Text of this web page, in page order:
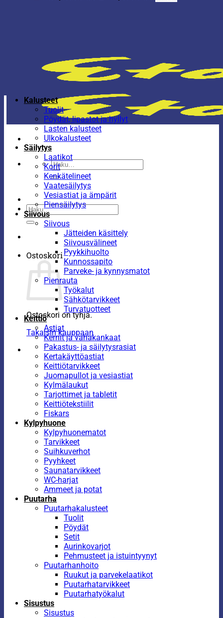
Etsi:
Etsi:
Ostoskori
Ostoskori on tyhjä.
Takaisin kauppaan
Kalusteet
Tuolit
Pöydät, lipastot ja hyllyt
Lasten kalusteet
Ulkokalusteet
Säilytys
Laatikot
Korit
Kenkätelineet
Vaatesäilytys
Vesiastiat ja ämpärit
Piensäilytys
Siivous
Siivous
Jätteiden käsittely
Siivousvälineet
Pyykkihuolto
Kunnossapito
Parveke- ja kynnysmatot
Pienrauta
Työkalut
Sähkötarvikkeet
Turvatuotteet
Keittiö
Astiat
Kernit ja vahakankaat
Pakastus- ja säilytysrasiat
Kertakäyttöastiat
Keittiötarvikkeet
Juomapullot ja vesiastiat
Kylmälaukut
Tarjottimet ja tabletit
Keittiötekstiilit
Fiskars
Kylpyhuone
Kylpyhuonematot
Tarvikkeet
Suihkuverhot
Pyyhkeet
Saunatarvikkeet
WC-harjat
Ammeet ja potat
Puutarha
Puutarhakalusteet
Tuolit
Pöydät
Setit
Aurinkovarjot
Pehmusteet ja istuintyynyt
Puutarhanhoito
Ruukut ja parvekelaatikot
Puutarhatarvikkeet
Puutarhatyökalut
Sisustus
Sisustus